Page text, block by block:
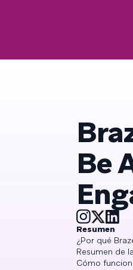
Be
Resumen
¿Por qué
Resumen de
Cómo